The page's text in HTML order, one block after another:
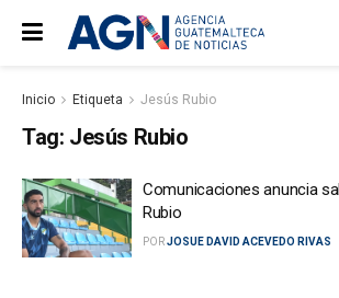
Inicio Etiqueta Jesús Rubio
Tag: Jesús Rubio
Comunicaciones anuncia
Rubio
PORJOSUE DAVID ACEVEDO RIVAS